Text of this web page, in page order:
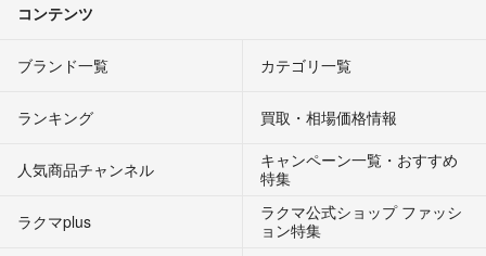
コンテンツ
ブランド一覧 カテゴリ一覧
ランキング 買取・相場価格情報
人気商品チャンネル
キャンペーン一覧・おすすめ
特集
ラクマplus
ラクマ公式ショップ ファッシ
ョン特集